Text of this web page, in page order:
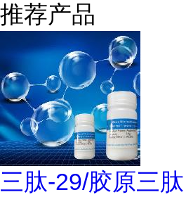
推荐产品
三肽-29/胶原三肽